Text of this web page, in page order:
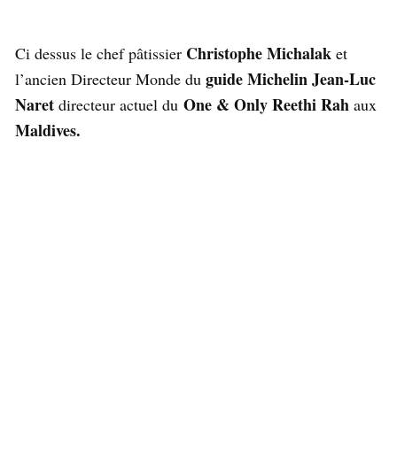
Ci dessus le chef pâtissier Christophe Michalak et
l’ancien Directeur Monde du guide MichelinJean-Luc
Naret directeur actuel du One & Only Reethi Rah aux
Maldives.